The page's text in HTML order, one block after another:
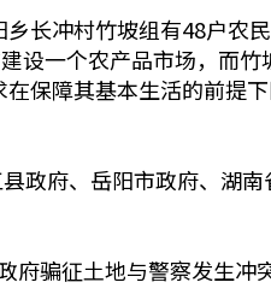
长冲村竹坡组有48户农
设一个农产品市场，而
在保障其基本生活的前
政府、岳阳市政府、湖
府骗征土地与警察发生冲